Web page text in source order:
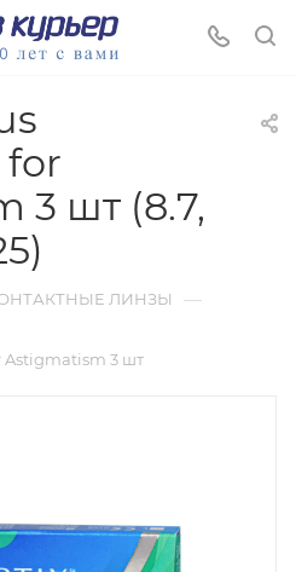
for
3 шт (8.7,
ЛИНЗЫ —
Astigmatism 3 шт